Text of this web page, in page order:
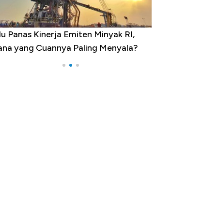
Panas Kinerja Emiten Minyak RI,
yang Cuannya Paling Menyala?